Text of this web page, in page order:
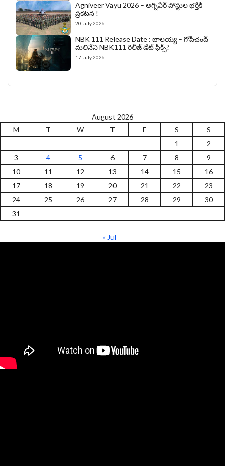
Agniveer Vayu 2026 – అగ్నివీర్‌ పోస్టుల భర్తీకి
ప్రకటన !
20 July 2026
NBK 111 Release Date : బాలయ్య – గోపీచంద్
మలినేని NBK111 రిలీజ్ డేట్ ఫిక్స్?
17 July 2026
August 2026
M
T W T F S
S
1
2
3
4 5 6 7 8
9
10
11 12 13 14 15
16
17
18 19 20 21 22
23
24
25 26 27 28 29
30
31
« Jul